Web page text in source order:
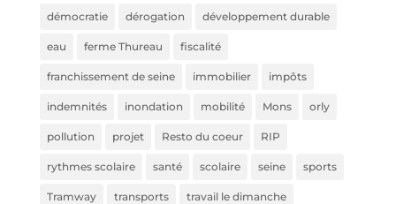
démocratie dérogation développement durable
eau ferme Thureau fiscalité
franchissement de seine immobilier impôts
indemnités inondation mobilité Mons orly
pollution projet Resto du coeur RIP
rythmes scolaire santé scolaire seine sports
Tramway transports travail le dimanche